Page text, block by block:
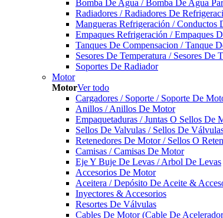
Bomba De Agua / Bomba De Agua
Radiadores / Radiadores De
Mangueras Refrigeración / Conductos
Empaques Refrigeración / Empaques
Tanques De Compensacion / Tanque
Sesores De Temperatura / Sesores De
Soportes De Radiador
Motor
MotorVer todo
Cargadores / Soporte / Soporte De
Anillos / Anillos De Motor
Empaquetaduras / Juntas O Sellos De
Sellos De Valvulas / Sellos De
Retenedores De Motor / Sellos O
Camisas / Camisas De Motor
Eje Y Buje De Levas / Arbol De Levas
Accesorios De Motor
Aceitera / Depósito De Aceite &
Inyectores & Accesorios
Resortes De Válvulas
Cables De Motor (Cable De